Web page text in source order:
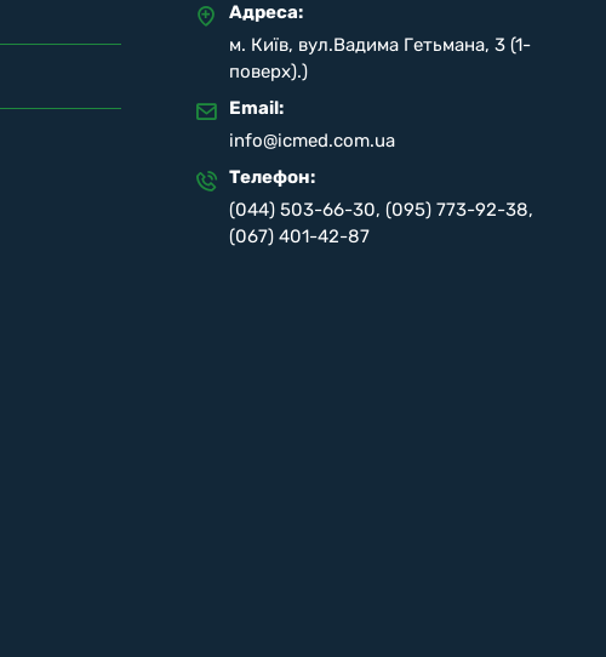
Адреса:
м. Київ, вул.Вадима Гетьмана, 3 (1-
поверх).)
Email:
info@icmed.com.ua
Телефон:
(044) 503-66-30, (095) 773-92-38,
(067) 401-42-87